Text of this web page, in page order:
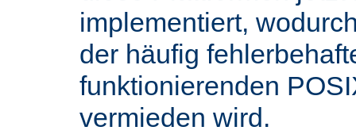
implementiert,
der häufig
funktionierenden
vermieden wird.